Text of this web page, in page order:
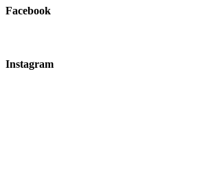
Facebook
Instagram